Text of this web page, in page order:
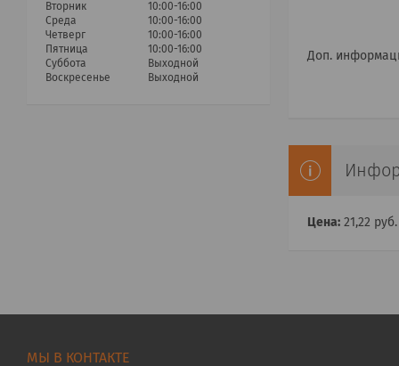
Доп.
Цена: 21,22 руб.
Вторник
10:00-16:00
Среда
10:00-16:00
Четверг
10:00-16:00
Пятница
10:00-16:00
Суббота
Выходной
Воскресенье
Выходной
МЫ В КОНТАКТЕ